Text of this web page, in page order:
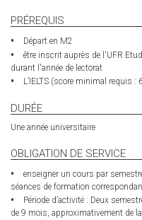
PRÉREQUIS
Départ en M2
être inscrit auprès de l'UFR
durant l'année de lectorat
L’IELTS (score minimal requis
DURÉE
Une année universitaire
OBLIGATION DE SERVICE
enseigner un cours par
séances de formation
Période d’activité : Deux
de 9 mois, approximativement de